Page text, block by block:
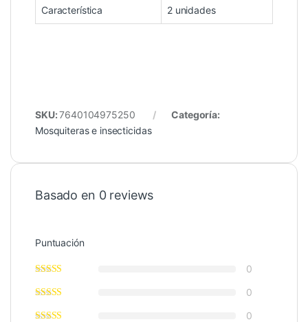
Característica 2 unidades
SKU:7640104975250
Categoría:
Mosquiteras e insecticidas
Basado en 0 reviews
Puntuación
0
0
0